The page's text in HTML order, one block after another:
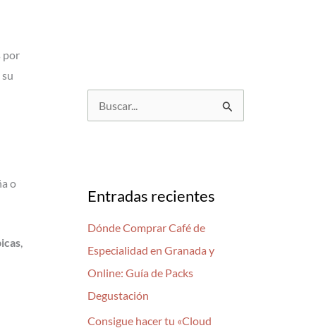
por
o
u
a
p
o
r
:
Entradas recientes
Dónde Comprar Café de
Especialidad en Granada y
Online: Guía de Packs
Degustación
Consigue hacer tu «Cloud